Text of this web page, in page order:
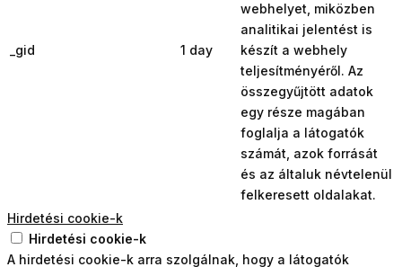
_gid 1 day
webhelyet, miközben
analitikai jelentést is
készít a webhely
teljesítményéről. Az
összegyűjtött adatok
egy része magában
foglalja a látogatók
számát, azok forrását
és az általuk névtelenül
felkeresett oldalakat.
Hirdetési cookie-k
Hirdetési cookie-k
A hirdetési cookie-k arra szolgálnak, hogy a látogatók